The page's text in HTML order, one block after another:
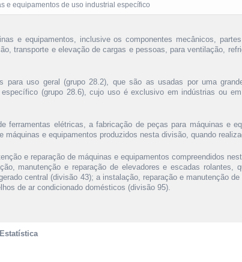
e equipamentos de uso industrial específico
e equipamentos, inclusive os componentes mecânicos,
transporte e elevação de cargas e pessoas, para ventilação,
para uso geral (grupo 28.2), que são as usadas por uma
(grupo 28.6), cujo uso é exclusivo em indústrias ou
ferramentas elétricas, a fabricação de peças para máquinas e
e equipamentos produzidos nesta divisão, quando
e reparação de máquinas e equipamentos compreendidos
manutenção e reparação de elevadores e escadas rolantes,
central (divisão 43); a instalação, reparação e manutenção
de ar condicionado domésticos (divisão 95).